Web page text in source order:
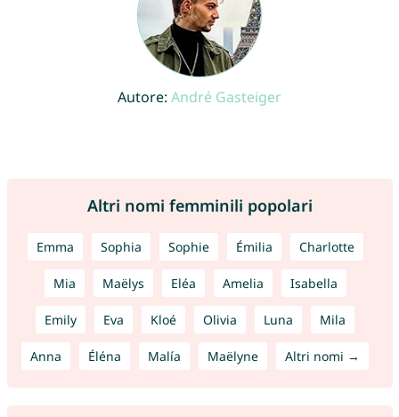
Autore: André Gasteiger
Altri nomi femminili popolari
Emma Sophia Sophie Émilia Charlotte
Mia Maëlys Eléa Amelia Isabella
Emily Eva Kloé Olivia Luna Mila
Anna Éléna Malía Maëlyne Altri nomi →